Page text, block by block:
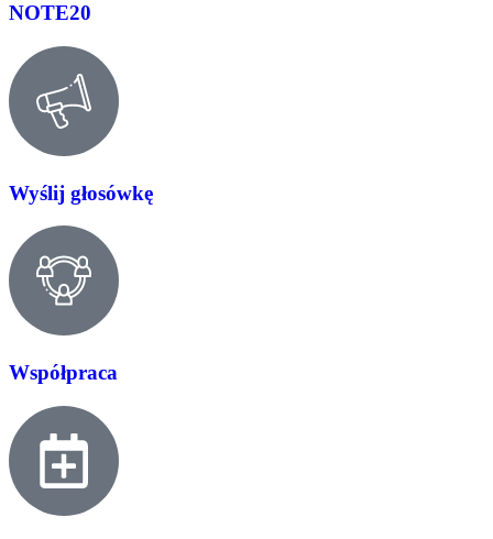
NOTE20
Wyślij głosówkę
Współpraca